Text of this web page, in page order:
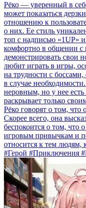
Рёко — уверенный в
может показаться
отношению к
о них. Ее стиль
топ с надписью «1UP»
комфортно в общении с
демонстрировать свои
любит играть в игры,
на трудности с
в случае
неровным, но у нее
раскрывает только
Рёко говорят о том, что
Скорее всего, она
беспокоится о том, что
игровым привычкам и
относится к тем людям,
#Герой #Приключения